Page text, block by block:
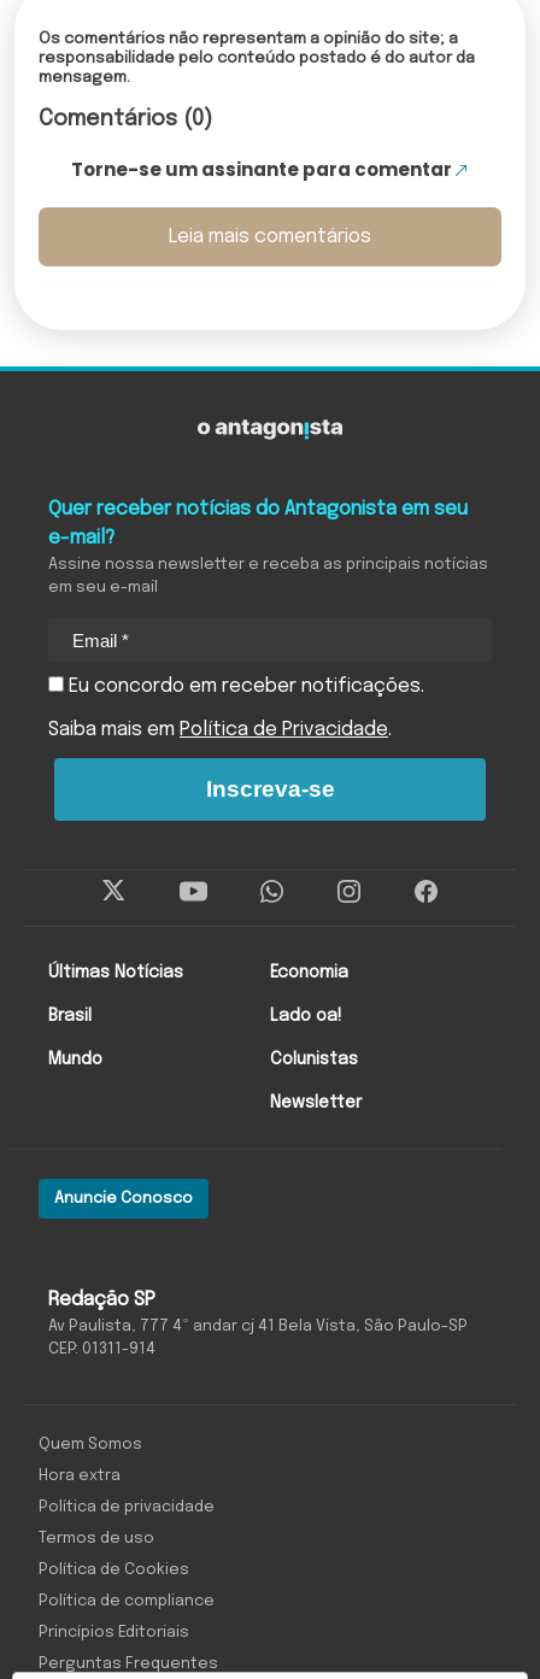
Os comentários não representam a opinião do site; a
responsabilidade pelo conteúdo postado é do autor da
mensagem.
Comentários (0)
Torne-se um assinante para comentar
Leia mais comentários
Redação SP
Av Paulista, 777 4º andar cj 41 Bela Vista, São Paulo-SP
CEP: 01311-914
Anuncie Conosco
Últimas Notícias
Brasil
Mundo
Economia
Lado oa!
Colunistas
Newsletter
Quer receber notícias do Antagonista em seu
e-mail?
Assine nossa newsletter e receba as principais notícias
em seu e-mail
Eu concordo em receber notificações.
Saiba mais em Política de Privacidade.
Inscreva-se
Quem Somos
Hora extra
Política de privacidade
Termos de uso
Política de Cookies
Política de compliance
Princípios Editoriais
Perguntas Frequentes